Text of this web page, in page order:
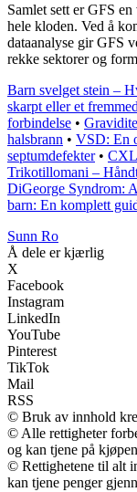
Samlet sett er GFS
hele kloden. Ved å
dataanalyse gir GFS
rekke sektorer og
Barn svelget stein –
skarpt eller et
forbindelse •
halsbrann • VSD: En
septumdefekter• CXL
Trikotillomani –
DiGeorge Syndrom:
barn: En komplett
Sunn Ro
Å dele er kjærlig
X
Facebook
Instagram
LinkedIn
YouTube
Pinterest
TikTok
Mail
RSS
© Bruk av innhold
© Alle rettigheter
og kan tjene på
© Rettighetene til alt
kan tjene penger